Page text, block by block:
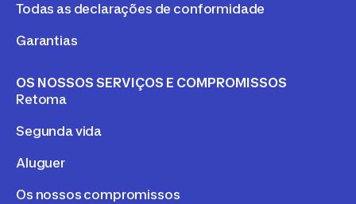
Todas as declarações de conformidade
Garantias
OS NOSSOS SERVIÇOS E COMPROMISSOS
Retoma
Segunda vida
Aluguer
Os nossos compromissos